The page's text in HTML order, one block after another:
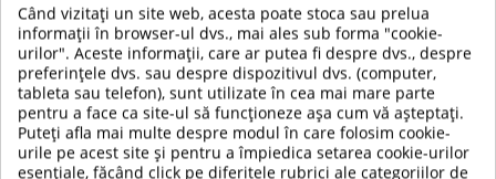
Latime ghidon: 26cm
Inaltime platforma de la sol:5cm
Dimensiune platforma: 28 x 13cm
Dimensiuni produs:60 x 25 x 102cm (dimensiuni
maxime cu manerul atasat)
Greutate maxima a utilizatorului:
Tricicleta cu scaun:20kg
Trotineta:50kg
Greutate produs:
Când vizitați un site web, acesta poate stoca sau prelua
informații în browser-ul dvs., mai ales sub forma "cookie-
urilor". Aceste informații, care ar putea fi despre dvs., despre
preferințele dvs. sau despre dispozitivul dvs. (computer,
tableta sau telefon), sunt utilizate în cea mai mare parte
pentru a face ca site-ul să funcționeze așa cum vă așteptați.
Puteți afla mai multe despre modul în care folosim cookie-
urile pe acest site și pentru a împiedica setarea cookie-urilor
esențiale, făcând click pe diferitele rubrici ale categoriilor de